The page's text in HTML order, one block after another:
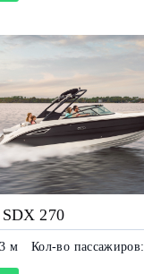
SDX 270
м Кол-во пассажиров: